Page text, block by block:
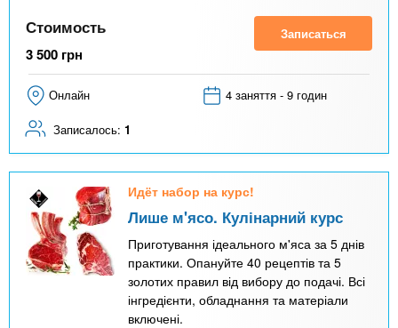
Стоимость
3 500 грн
Записаться
Онлайн 4 заняття - 9 годин
Записалось: 1
Идёт набор на курс!
Лише м'ясо. Кулінарний курс
Приготування ідеального м'яса за 5 днів
практики. Опануйте 40 рецептів та 5
золотих правил від вибору до подачі. Всі
інгредієнти, обладнання та матеріали
включені.